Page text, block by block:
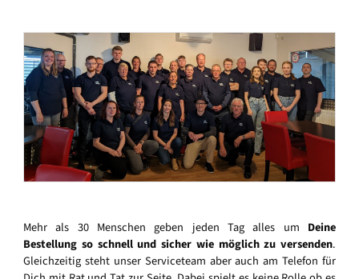
Mehr als 30 Menschen geben jeden Tag alles um Deine
Bestellung so schnell und sicher wie möglich zu versenden.
Gleichzeitig steht unser Serviceteam aber auch am Telefon für